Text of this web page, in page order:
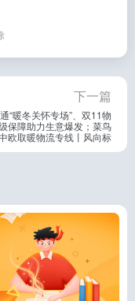
下一篇
“暖冬关怀专场”、双11物
保障助力生意爆发；菜鸟
欧取暖物流专线丨风向标